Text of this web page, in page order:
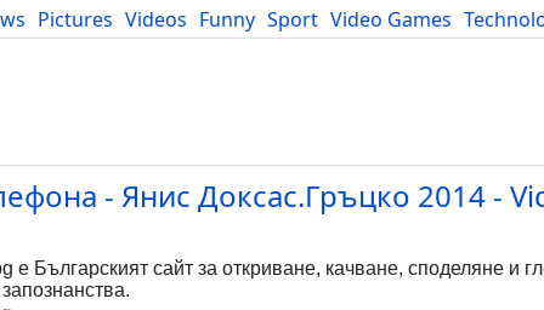
Pictures Videos Funny Sport Video Games
Developers Blog
- Янис Доксас.Гръцко 2014 -
е Българският сайт за откриване, качване, споделяне и